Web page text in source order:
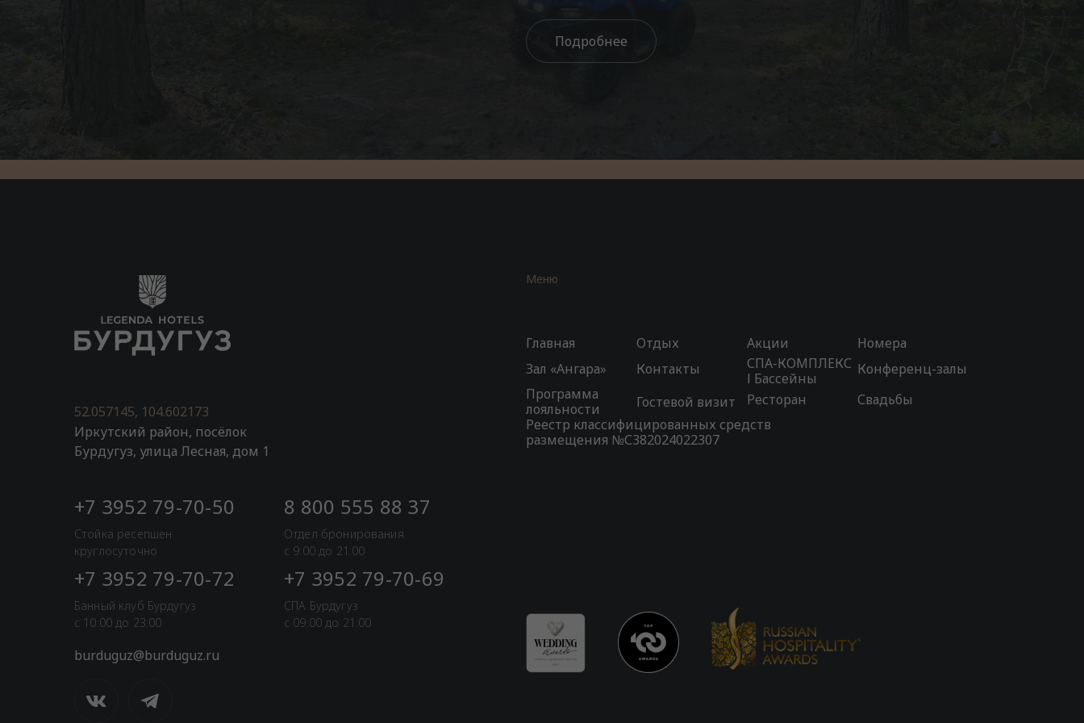
Подробнее
52.057145, 104.602173
Меню
Иркутский район, посёлок
Бурдугуз, улица Лесная, дом 1
Стойка ресепшен
круглосуточно
+7 3952 79-70-50
burduguz@burduguz.ru
Главная Отдых Акции
Номера
Зал «Ангара»
Контакты
СПА-КОМПЛЕКС
l Бассейны
Конференц-залы
Программа
лояльности
Гостевой визит Ресторан
Свадьбы
Реестр классифицированных средств
размещения №С382024022307
8 800 555 88 37
Отдел бронирования
с 9:00 до 21:00
Банный клуб Бурдугуз
с 10:00 до 23:00
+7 3952 79-70-72 +7 3952 79-70-69
СПА Бурдугуз
с 09:00 до 21:00